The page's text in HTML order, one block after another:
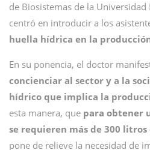
de Biosistemas de la
centró en introducir a los
huella hídrica en la
En su ponencia, el doctor
concienciar al sector y a la
hídrico que implica la
esta manera, que para obtener
se requieren más de 300 litros
pone de relieve la necesidad de